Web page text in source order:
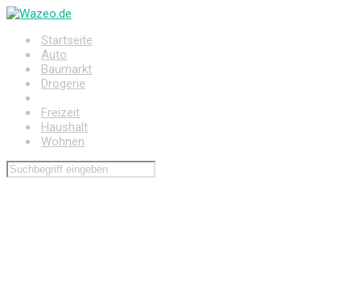
Zum
springenStartseite
Auto
Baumarkt
Drogerie
Freizeit
Haushalt
Wohnen